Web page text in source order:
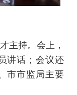
主持。会上，
讲话；会议还
市市监局主要